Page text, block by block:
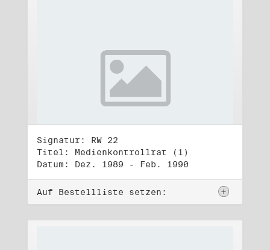
Signatur: RW 22
Titel: Medienkontrollrat (1)
Datum: Dez. 1989 - Feb. 1990
Auf Bestellliste setzen: